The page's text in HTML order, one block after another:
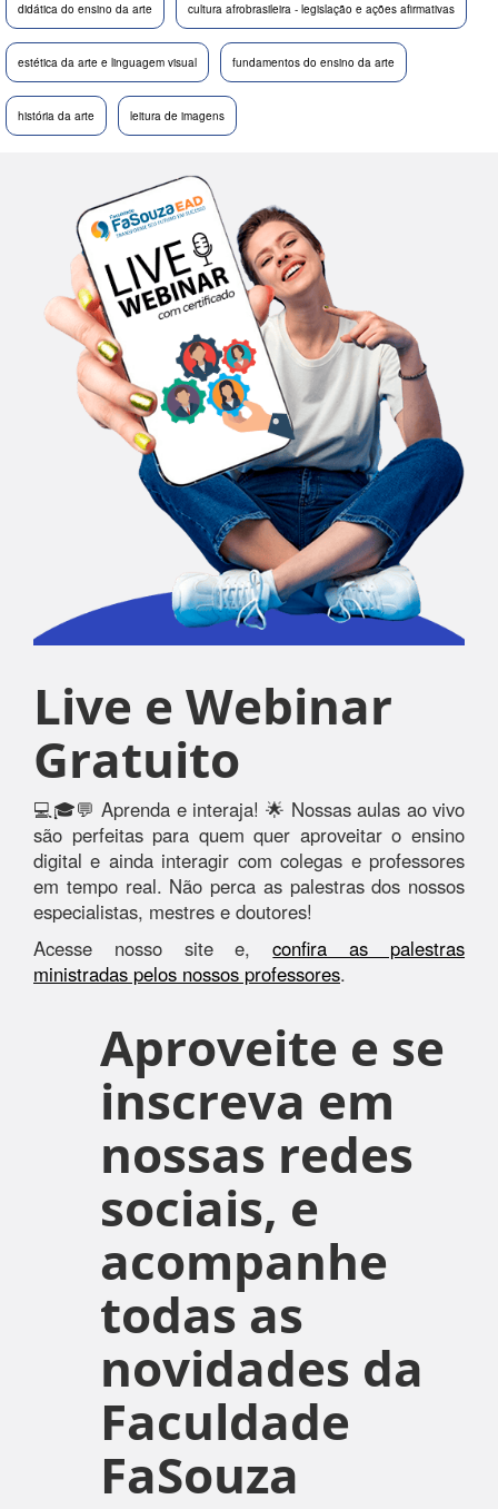
didática do ensino da arte cultura afrobrasileira - legislação e ações afirmativas
estética da arte e linguagem visual fundamentos do ensino da arte
história da arte leitura de imagens
Live e Webinar
Gratuito
💻🎓💬 Aprenda e interaja! 🌟 Nossas aulas ao vivo
são perfeitas para quem quer aproveitar o ensino
digital e ainda interagir com colegas e professores
em tempo real. Não perca as palestras dos nossos
especialistas, mestres e doutores!
Acesse nosso site e,confira as palestras
ministradas pelos nossos professores.
Aproveite e se
inscreva em
nossas redes
sociais, e
acompanhe
todas as
novidades da
Faculdade
FaSouza